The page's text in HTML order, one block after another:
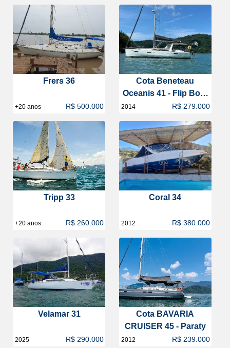
Frers 36
+20 anos R$ 500.000
Cota Beneteau
Oceanis 41 - Flip Boat
Club
2014 R$ 279.000
Tripp 33
+20 anos R$ 260.000
Coral 34
2012 R$ 380.000
Velamar 31
2025 R$ 290.000
Cota BAVARIA
CRUISER 45 - Paraty
2012 R$ 239.000